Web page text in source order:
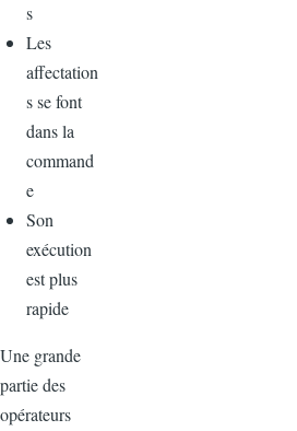
s
Les
affectation
s se font
dans la
command
e
Son
exécution
est plus
rapide
Une grande
partie des
opérateurs